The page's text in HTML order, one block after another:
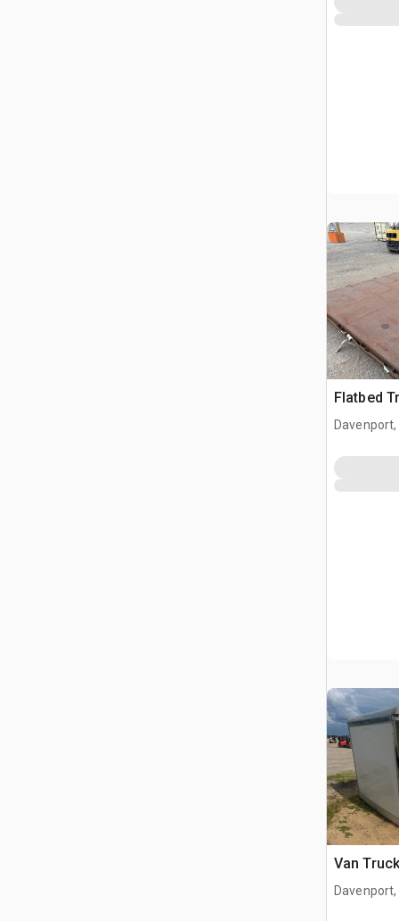
Flatbed
Davenport,
Van
Davenport,